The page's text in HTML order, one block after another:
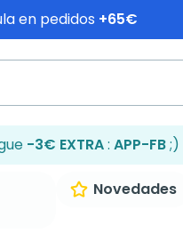
en pedidos +65€
-3€ EXTRA: APP-FB;)
Novedades